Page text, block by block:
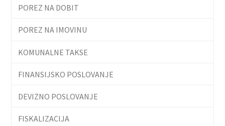
POREZ NA DOBIT
POREZ NA IMOVINU
KOMUNALNE TAKSE
FINANSIJSKO POSLOVANJE
DEVIZNO POSLOVANJE
FISKALIZACIJA